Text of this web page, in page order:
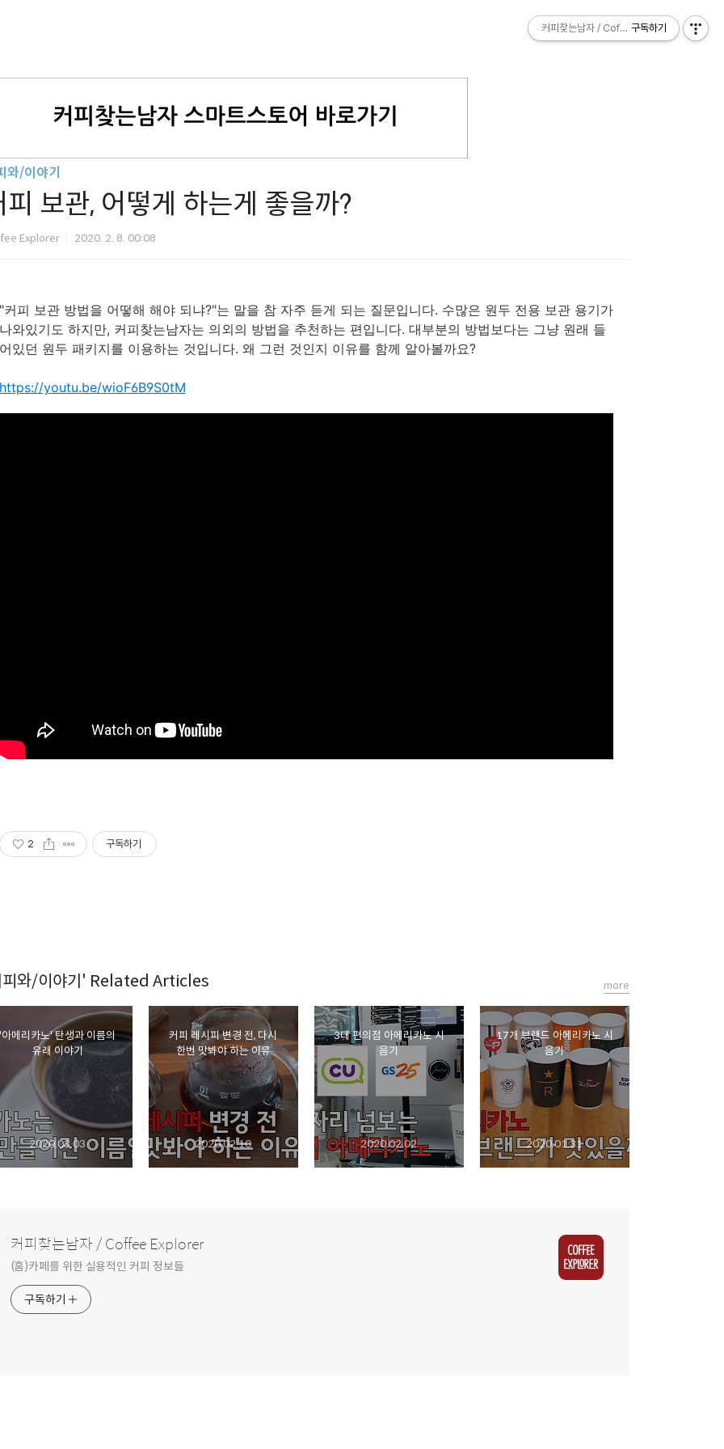
커피찾는남자 / Coffee Explorer
구독하기
와/이야기
피 보관, 어떻게 하는게 좋을까?
Explorer 2020. 2. 8. 00:08
커피 보관 방법을 어떻해 해야 되냐?"는 말을 참 자주 듣게 되는 질문입니다. 수많은 원두 전용 보관 용기가
와있기도 하지만, 커피찾는남자는 의외의 방법을 추천하는 편입니다. 대부분의 방법보다는 그냥 원래 들
있던 원두 패키지를 이용하는 것입니다. 왜 그런 것인지 이유를 함께 알아볼까요?
youtu.be/wioF6B9S0tM
2 구독하기
와/이야기' Related Articles
'아메리카노' 탄생과 이름의
유래 이야기
2020.03.03
커피 레시피 변경 전, 다시
한번 맛봐야 하는 이유
2020.02.10
3대 편의점 아메리카노 시
음기
2020.02.02
17개 브랜드 아메리카노 시
음기
2020.01.31
more
커피찾는남자 / Coffee Explorer
(홈)카페를 위한 실용적인 커피 정보들
구독하기
커피찾는남자 / Coffee Explorer
구독하기